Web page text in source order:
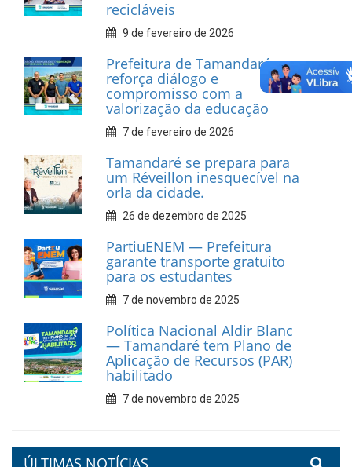
INFORMATIVOS
Prefeitura de Tamandaré
realiza entrega de placas à
Associação dos Taxistas Rota
Car Service
10 de fevereiro de 2026
Dia do Frevo: patrimônio
cultural em movimento
9 de fevereiro de 2026
Prefeitura de Tamandaré
fortalece apoio aos
catadores de materiais
recicláveis
9 de fevereiro de 2026
Prefeitura de Tamandaré
reforça diálogo e
compromisso com a
valorização da educação
7 de fevereiro de 2026
orla da cidade.